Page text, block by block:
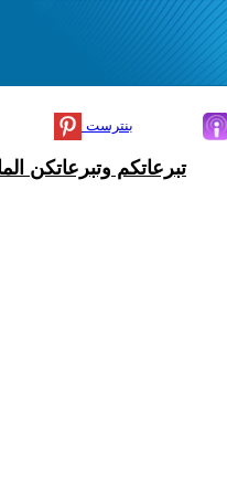
بنترست
تبرعاتكم وتبرعاتكن